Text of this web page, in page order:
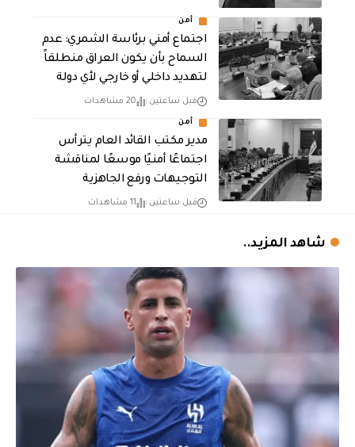
أمن
اجتماع أمني برئاسة الشمري: عدم
السماح بأن يكون العراق منطلقاً
لتهديد داخلي أو خارجي لأي دولة
قبل ساعتين 20 مشاهدات
أمن
مدير مكتب القائد العام يترأس
اجتماعًا أمنيًا موسعًا لمناقشة
التوجيهات ورفع الجاهزية
قبل ساعتين 11 مشاهدات
شاهد المزيد..